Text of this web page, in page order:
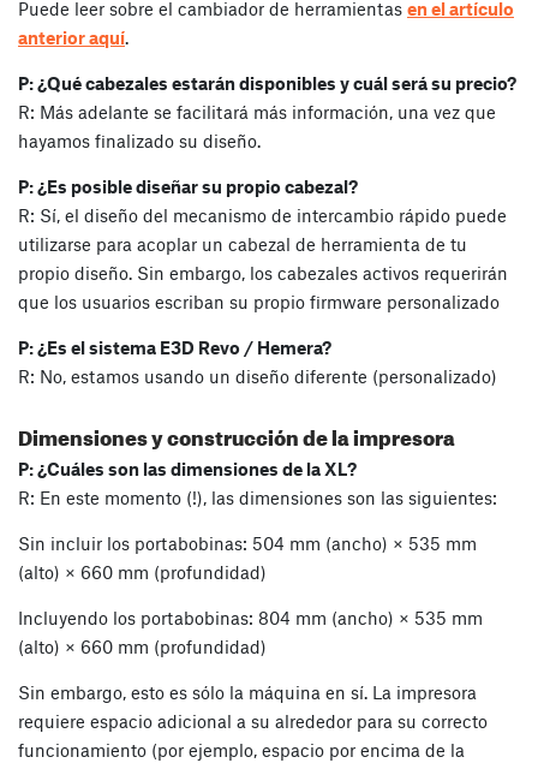
Puede leer sobre el cambiador de herramientas en el artículo
anterior aquí.
P: ¿Qué cabezales estarán disponibles y cuál será su precio?
R: Más adelante se facilitará más información, una vez que
hayamos finalizado su diseño.
P: ¿Es posible diseñar su propio cabezal?
R: Sí, el diseño del mecanismo de intercambio rápido puede
utilizarse para acoplar un cabezal de herramienta de tu
propio diseño. Sin embargo, los cabezales activos requerirán
que los usuarios escriban su propio firmware personalizado
P: ¿Es el sistema E3D Revo / Hemera?
R: No, estamos usando un diseño diferente (personalizado)
Dimensiones y construcción de la impresora
P: ¿Cuáles son las dimensiones de la XL?
R: En este momento (!), las dimensiones son las siguientes:
Sin incluir los portabobinas: 504 mm (ancho) × 535 mm
(alto) × 660 mm (profundidad)
Incluyendo los portabobinas: 804 mm (ancho) × 535 mm
(alto) × 660 mm (profundidad)
Sin embargo, esto es sólo la máquina en sí. La impresora
requiere espacio adicional a su alrededor para su correcto
funcionamiento (por ejemplo, espacio por encima de la